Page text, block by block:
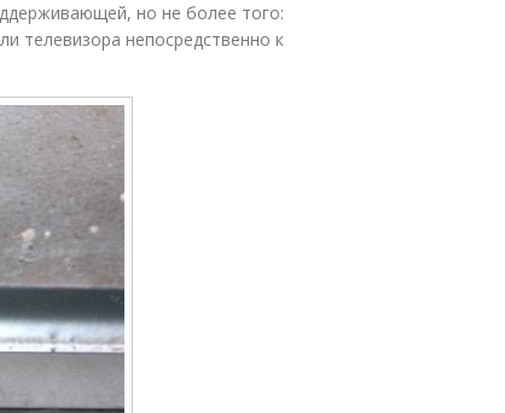
но не более того:
телевизора непосредственно к